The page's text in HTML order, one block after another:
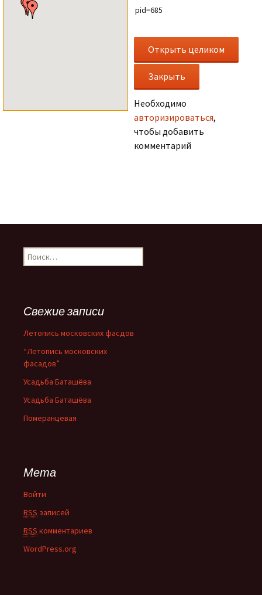
pid=685
Необходимо
авторизироваться,
чтобы добавить
комментарий
Н
а
:Свежие записи
Летопись московских фасдов
“Летопись московских
фасадов”
Усадьба Баташёва
Усадьба Баташёва
Померанцевая
Мета
Войти
RSS записей
RSS комментариев
WordPress.org